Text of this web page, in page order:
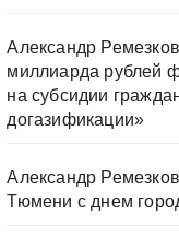
Александр
миллиарда рублей
на субсидии
догазификации»
Александр
Тюмени с днем